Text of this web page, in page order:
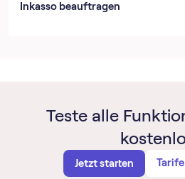
Inkasso beauftragen
Teste alle
Jetzt starten